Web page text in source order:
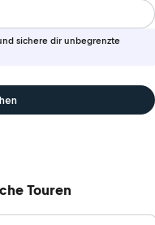
sichere dir unbegrenzte
Touren